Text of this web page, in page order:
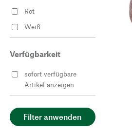
Rot
Weiß
Verfügbarkeit
sofort verfügbare
Artikel anzeigen
Filter anwenden